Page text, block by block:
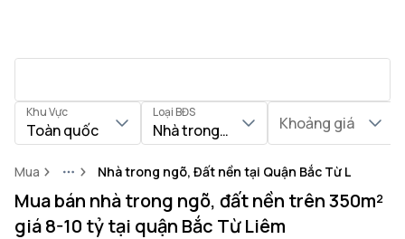
Khu Vực
Toàn quốc
Loại BĐS
Nhà trong ngõ, Đất nềnKhoảng giá
Mua MoreNhà trong ngõ, Đất nền tại Quận Bắc Từ Liêm
Mua bán nhà trong ngõ, đất nền trên 350m²
giá 8-10 tỷ tại quận Bắc Từ Liêm